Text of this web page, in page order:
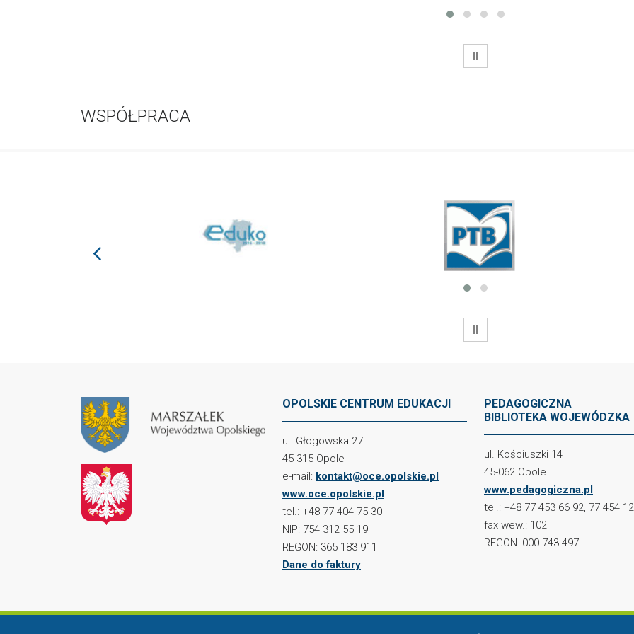
WSTRZYMAJ
WSPÓŁPRACA
prev
WSTRZYMAJ
OPOLSKIE CENTRUM EDUKACJI
ul. Głogowska 27
45-315 Opole
e-mail: kontakt@oce.opolskie.pl
www.oce.opolskie.pl
tel.: +48 77 404 75 30
NIP: 754 312 55 19
REGON: 365 183 911
Dane do faktury
PEDAGOGICZNA
BIBLIOTEKA WOJEWÓDZKA
ul. Kościuszki 14
45-062 Opole
www.pedagogiczna.pl
tel.: +48 77 453 66 92, 77 454
fax wew.: 102
REGON: 000 743 497